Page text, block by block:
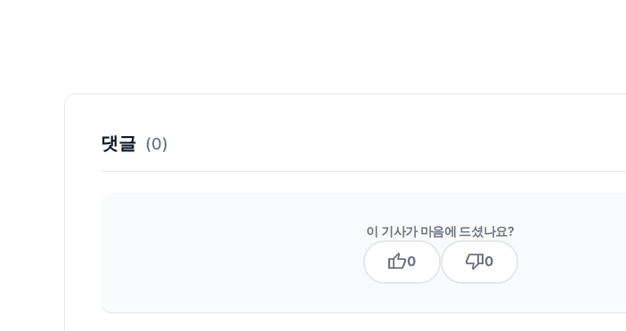
댓글 (0)
이 기사가 마음에 드셨나요?
thumb_up0 thumb_down0